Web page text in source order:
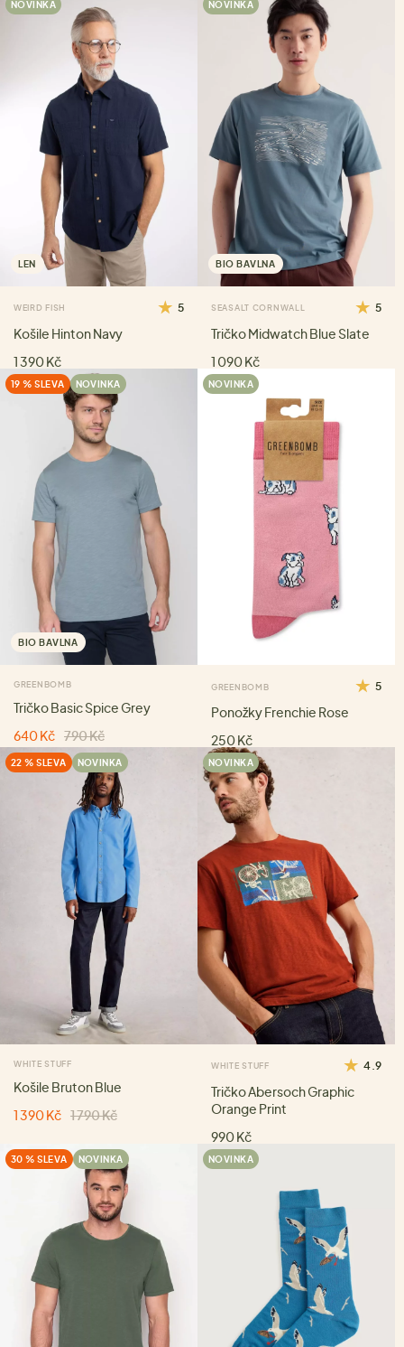
NOVINKA
LEN
WEIRD FISH 5
Košile Hinton Navy
1 390 Kč
NOVINKA
BIO BAVLNA
SEASALT CORNWALL 5
Tričko Midwatch Blue Slate
1 090 Kč
19 % SLEVA NOVINKA
BIO BAVLNA
GREENBOMB
Tričko Basic Spice Grey
640 Kč 790 Kč
NOVINKA
GREENBOMB 5
Ponožky Frenchie Rose
250 Kč
22 % SLEVA NOVINKA
WHITE STUFF
Košile Bruton Blue
1 390 Kč 1 790 Kč
NOVINKA
WHITE STUFF 4.9
Tričko Abersoch Graphic
Orange Print
990 Kč
30 % SLEVA NOVINKA NOVINKA